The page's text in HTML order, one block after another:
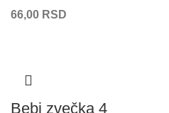
66,00 RSD
Bebi zvečka 4